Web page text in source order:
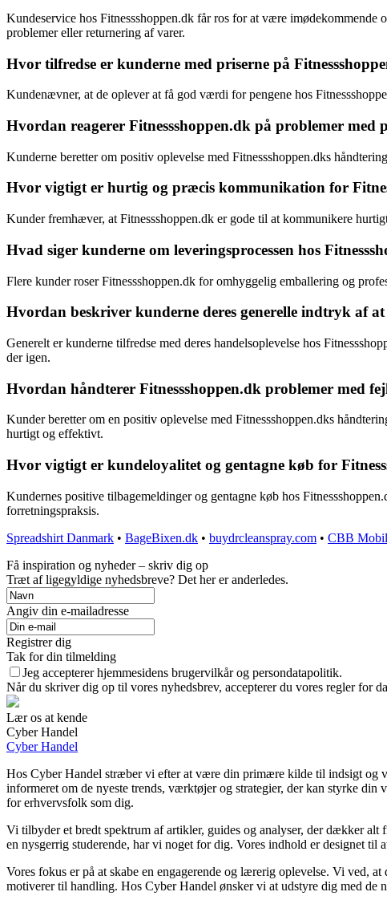
Kundeservice hos Fitnessshoppen.dk får ros for at være
problemer eller returnering af varer.
Hvor tilfredse er kunderne med priserne på
Kundenævner, at de oplever at få god værdi for pengene hos
Hvordan reagerer Fitnessshoppen.dk på problemer med
Kunderne beretter om positiv oplevelse med Fitnessshoppen.dks
Hvor vigtigt er hurtig og præcis kommunikation for
Kunder fremhæver, at Fitnessshoppen.dk er gode til at kommunikere
Hvad siger kunderne om leveringsprocessen hos
Flere kunder roser Fitnessshoppen.dk for omhyggelig emballering og
Hvordan beskriver kunderne deres generelle indtryk af
Generelt er kunderne tilfredse med deres handelsoplevelse hos
der igen.
Hvordan håndterer Fitnessshoppen.dk problemer med
Kunder beretter om en positiv oplevelse med Fitnessshoppen.dks
hurtigt og effektivt.
Hvor vigtigt er kundeloyalitet og gentagne køb for
Kundernes positive tilbagemeldinger og gentagne køb hos
forretningspraksis.
Spreadshirt Danmark • BageBixen.dk • buydrcleanspray.com • CBB Mobil
Få inspiration og nyheder – skriv dig op
Træt af ligegyldige nyhedsbreve? Det her er anderledes.
Angiv din e-mailadresse
Registrer dig
Tak for din tilmelding
Jeg accepterer hjemmesidens brugervilkår og persondatapolitik.
Når du skriver dig op til vores nyhedsbrev, accepterer du vores regler
Lær os at kende
Cyber Handel
Cyber Handel
Hos Cyber Handel stræber vi efter at være din primære kilde til indsigt og
informeret om de nyeste trends, værktøjer og strategier, der kan styrke din
for erhvervsfolk som dig.
Vi tilbyder et bredt spektrum af artikler, guides og analyser, der dækker
en nysgerrig studerende, har vi noget for dig. Vores indhold er designet
Vores fokus er på at skabe en engagerende og lærerig oplevelse. Vi ved,
motiverer til handling. Hos Cyber Handel ønsker vi at udstyre dig med de